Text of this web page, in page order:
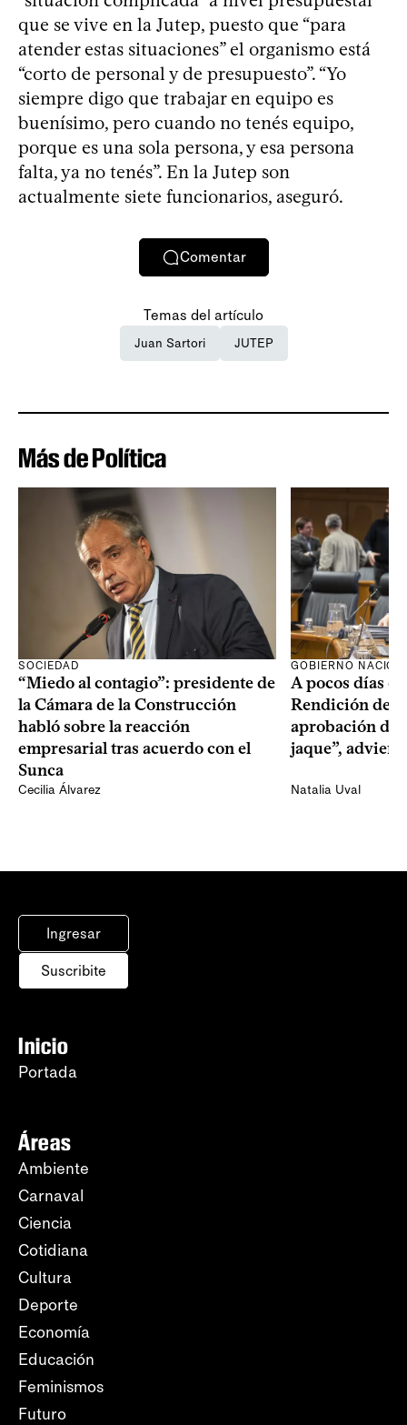
que se vive en la Jutep, puesto que “para
atender estas situaciones” el organismo está
“corto de personal y de presupuesto”. “Yo
siempre digo que trabajar en equipo es
buenísimo, pero cuando no tenés equipo,
porque es una sola persona, y esa persona
falta, ya no tenés”. En la Jutep son
actualmente siete funcionarios, aseguró.
Comentar
Temas del artículo
Juan Sartori JUTEP
Más de Política
SOCIEDAD
“Miedo al contagio”: presidente de
la Cámara de la Construcción
habló sobre la reacción
empresarial tras acuerdo con el
Sunca
Cecilia Álvarez
GOBIERNO
A pocos días
Rendición de
aprobación del
jaque”,
Natalia Uval
Ingresar
Suscribite
Inicio
Portada
Áreas
Ambiente
Carnaval
Ciencia
Cotidiana
Cultura
Deporte
Economía
Educación
Feminismos
Futuro